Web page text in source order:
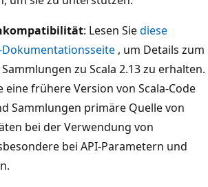
: Lesen Siediese
Dokumentationsseite , um Details zum
zu Scala 2.13 zu erhalten.
eine frühere Version von Scala-Code
Sammlungen primäre Quelle von
bei der Verwendung von
bei API-Parametern und